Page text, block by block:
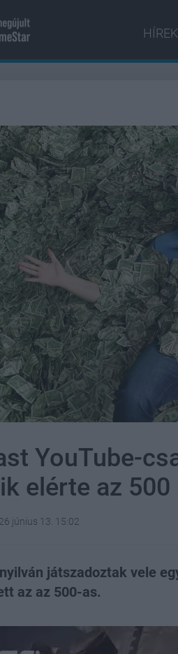
HÍREK
YouTube-
elérte az
június 13. 15:02
játszadoztak vele
az az 500-as.